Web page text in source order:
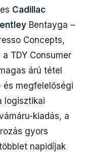
Cadillac
Bentayga –
Concepts,
TDY Consumer
árú tétel
és megfelelőségi
logisztikai
kiadás, a
gyors
napidíjak